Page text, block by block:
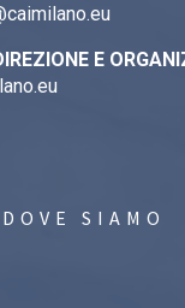
E
DOVE SIAMO